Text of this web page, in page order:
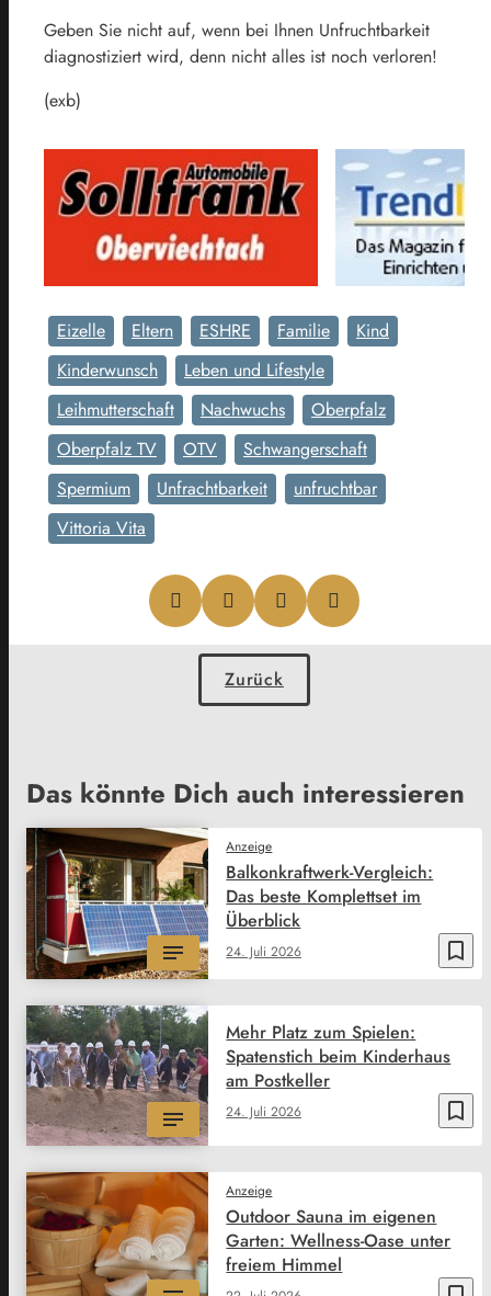
Geben Sie nicht auf, wenn bei Ihnen Unfruchtbarkeit
diagnostiziert wird, denn nicht alles ist noch verloren!
(exb)
Eizelle Eltern ESHRE Familie
Kind
Kinderwunsch
Leben und Lifestyle
Leihmutterschaft
Nachwuchs
Oberpfalz
Oberpfalz TV
OTV
Schwangerschaft
Spermium
Unfrachtbarkeit
unfruchtbar
Vittoria Vita
Zurück
Das könnte Dich auch interessieren
bookmark_border
24. Juli 2026
Anzeige
Balkonkraftwerk-Vergleich:
Das beste Komplettset im
Überblick
bookmark_border
24. Juli 2026
Mehr Platz zum Spielen:
Spatenstich beim Kinderhaus
am Postkeller
Anzeige
Outdoor Sauna im eigenen
Garten: Wellness-Oase unter
freiem Himmel